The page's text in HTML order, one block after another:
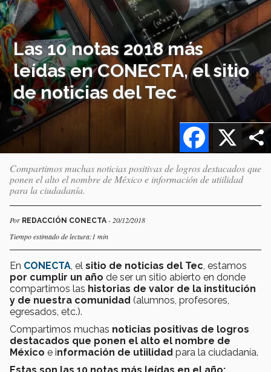
Las 10 notas 2018 más
leídas en CONECTA, el sitio
de noticias del Tec
X
Facebook
Compartimos muchas noticias positivas de logros destacados que
ponen el alto el nombre de México e información de utiilidad
para la ciudadanía.
Por REDACCIÓN CONECTA - 20/12/2018
Tiempo estimado de lectura:1 min
En CONECTA , el sitio de noticias del Tec , estamos
por cumplir un año de ser un sitio abierto en donde
compartimos las historias de valor de la institución
y de nuestra comunidad (alumnos, profesores,
egresados, etc.).
Compartimos muchas noticias positivas de logros
destacados que ponen el alto el nombre de
México e información de utiilidad para la ciudadanía.